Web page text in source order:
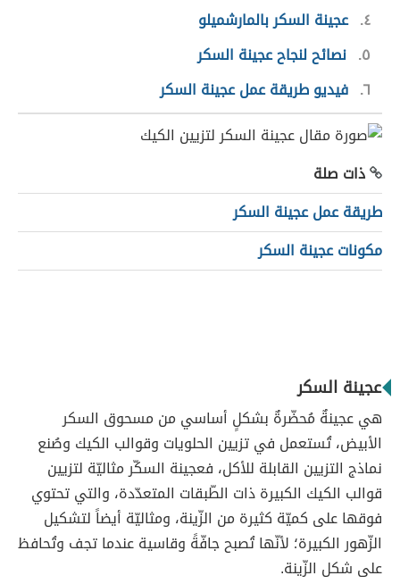
٤ عجينة السكر بالمارشميلو
٥ نصائح لنجاح عجينة السكر
٦ فيديو طريقة عمل عجينة السكر
ذات صلة
طريقة عمل عجينة السكر
مكونات عجينة السكر
عجينة السكر
هي عجينةٌ مُحضّرةٌ بشكلٍ أساسي من مسحوق السكر
الأبيض، تُستعمل في تزيين الحلويات وقوالب الكيك وصُنع
نماذج التزيين القابلة للأكل، فعجينة السكّر مثاليّة لتزيين
قوالب الكيك الكبيرة ذات الطّبقات المتعدّدة، والتي تحتوي
فوقها على كميّة كثيرة من الزّينة، ومثاليّة أيضاً لتشكيل
الزّهور الكبيرة؛ لأنّها تُصبح جافّةً وقاسية عندما تجف وتُحافظ
على شكل الزّينة.